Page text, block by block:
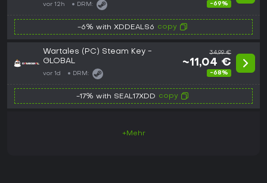
vor 12h DRM: -69%
-6% with XDDEALS6 copy
Wartales (PC) Steam Key -
GLOBAL
vor 1d DRM:
34,99 €
~11,04 €
-68%
-17% with SEAL17XDD copy
+Mehr